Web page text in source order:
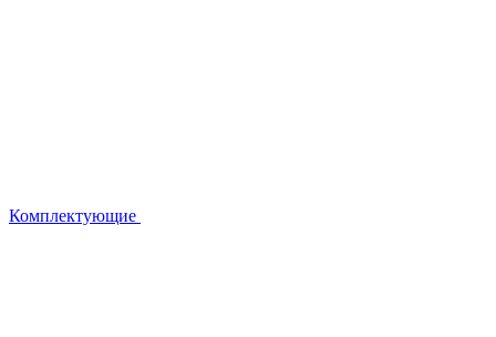
Комплектующие